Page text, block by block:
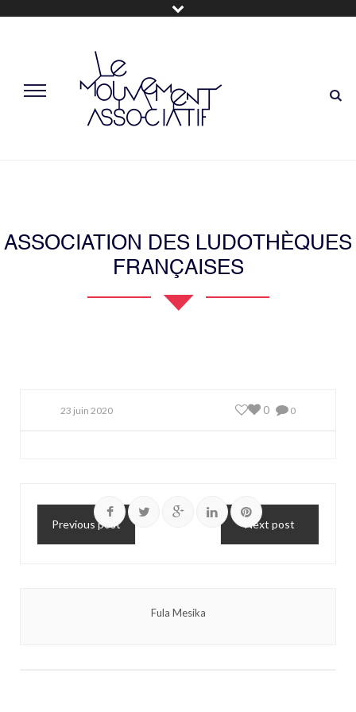
ASSOCIATION DES LUDOTHÈQUES
FRANÇAISES
23 juin 2020 0
0
Previous post Next post
Fula Mesika